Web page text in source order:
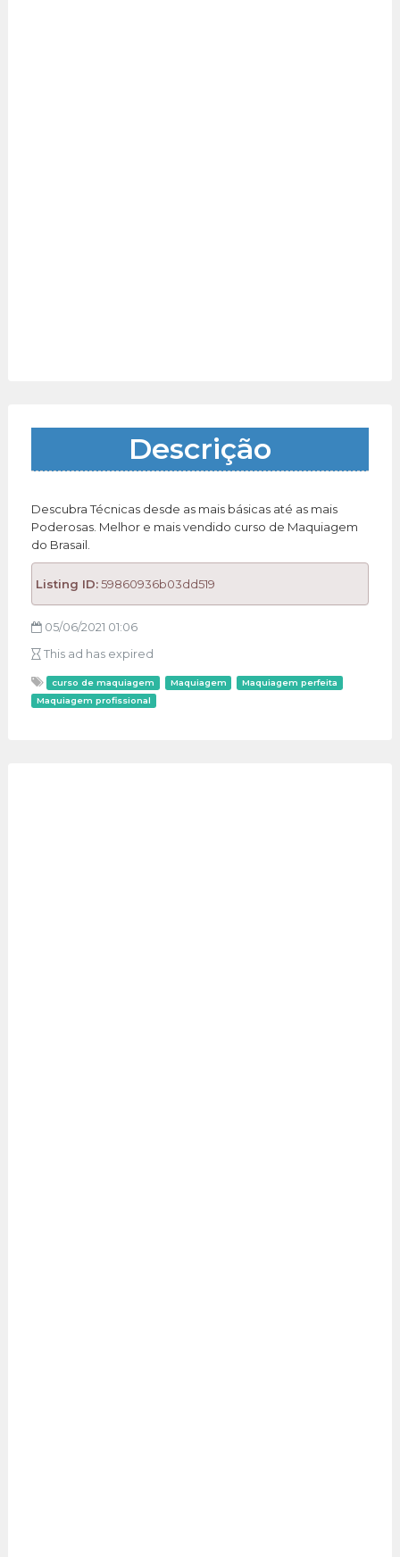
Descrição
Descubra Técnicas desde as mais básicas até as mais
Poderosas. Melhor e mais vendido curso de Maquiagem
do Brasail.
Listing ID:59860936b03dd519
05/06/2021 01:06
This ad has expired
curso de maquiagem Maquiagem
Maquiagem perfeita
Maquiagem profissional